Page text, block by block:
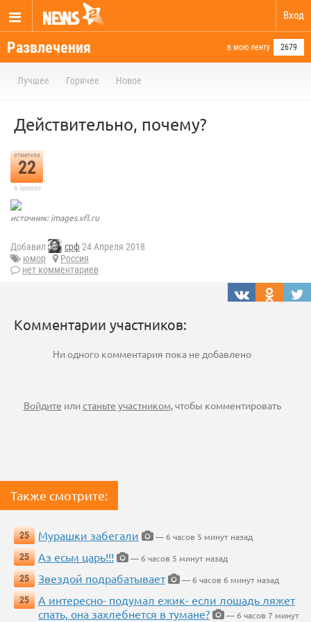
Вход
Развлечения в мою ленту 2679
Лучшее Горячее Новое
Действительно, почему?
отметили
22
в архиве
источник: images.vfl.ru
Добавил срф 24 Апреля 2018
юмор
Россия
нет комментариев
Комментарии участников:
Ни одного комментария пока не добавлено
Войдите илистаньте участником, чтобы комментировать
Также смотрите:
25 Мурашки забегали
— 6 часов 5 минут назад
25
Аз есьм царь!!!
— 6 часов 5 минут назад
25
Звездой подрабатывает
— 6 часов 6 минут назад
25
А интересно- подумал ежик- если лошадь ляжет
спать, она захлебнется в тумане?
— 6 часов 7 минут